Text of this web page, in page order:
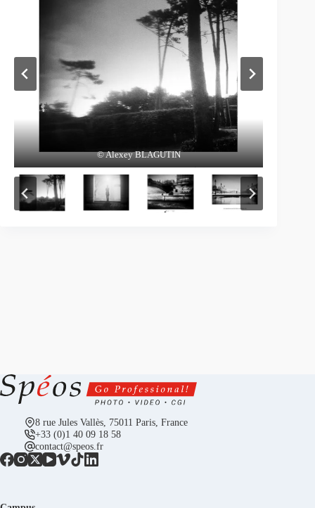
© Alexey BLAGUTIN
© Alexey BLAGUTIN
© Alexey BLAGUTIN
© Alexey BLAGUTIN
© Alexey BLAGUTIN
8 rue Jules Vallès, 75011 Paris, France
+33 (0)1 40 09 18 58
contact@speos.fr